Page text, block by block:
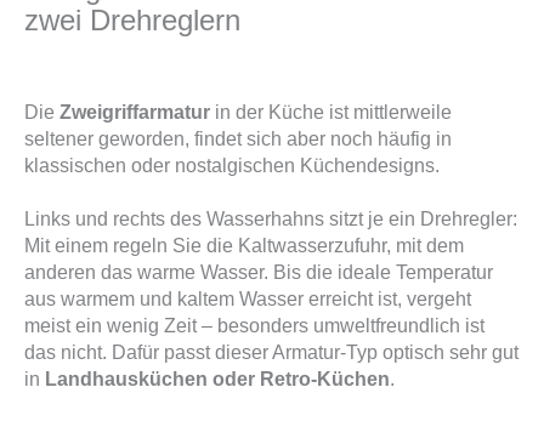
zwei Drehreglern
Die Zweigriffarmatur in der Küche ist mittlerweile
seltener geworden, findet sich aber noch häufig in
klassischen oder nostalgischen Küchendesigns.
Links und rechts des Wasserhahns sitzt je ein Drehregler:
Mit einem regeln Sie die Kaltwasserzufuhr, mit dem
anderen das warme Wasser. Bis die ideale Temperatur
aus warmem und kaltem Wasser erreicht ist, vergeht
meist ein wenig Zeit – besonders umweltfreundlich ist
das nicht. Dafür passt dieser Armatur-Typ optisch sehr gut
in Landhausküchen oder Retro-Küchen.